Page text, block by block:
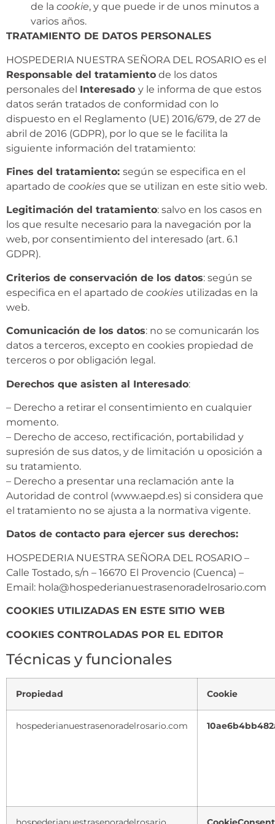
de la cookie, y que puede ir de unos minutos a
varios años.
TRATAMIENTO DE DATOS PERSONALES
HOSPEDERIA NUESTRA SEÑORA DEL ROSARIO es el
Responsable del tratamiento de los datos
personales del Interesado y le informa de que estos
datos serán tratados de conformidad con lo
dispuesto en el Reglamento (UE) 2016/679, de 27 de
abril de 2016 (GDPR), por lo que se le facilita la
siguiente información del tratamiento:
Fines del tratamiento: según se especifica en el
apartado de cookies que se utilizan en este sitio web.
Legitimación del tratamiento: salvo en los casos en
los que resulte necesario para la navegación por la
web, por consentimiento del interesado (art. 6.1
GDPR).
Criterios de conservación de los datos: según se
especifica en el apartado de cookies utilizadas en la
web.
Comunicación de los datos: no se comunicarán los
datos a terceros, excepto en cookies propiedad de
terceros o por obligación legal.
Derechos que asisten al Interesado:
– Derecho a retirar el consentimiento en cualquier
momento.
– Derecho de acceso, rectificación, portabilidad y
supresión de sus datos, y de limitación u oposición a
su tratamiento.
– Derecho a presentar una reclamación ante la
Autoridad de control (www.aepd.es) si considera que
el tratamiento no se ajusta a la normativa vigente.
Datos de contacto para ejercer sus derechos:
HOSPEDERIA NUESTRA SEÑORA DEL ROSARIO –
Calle Tostado, s/n – 16670 El Provencio (Cuenca) –
Email: hola@hospederianuestrasenoradelrosario.com
COOKIES UTILIZADAS EN ESTE SITIO WEB
COOKIES CONTROLADAS POR EL EDITOR
Técnicas y funcionales
Propiedad Cookie
hospederianuestrasenoradelrosario.com